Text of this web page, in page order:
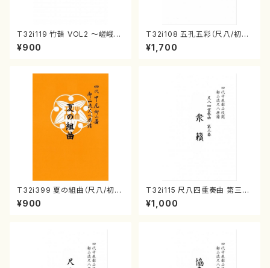
T32i119 竹韻 VOL2 ～嵯峨野
遊歩～（尺八/野村峰山/尺八/都
山式譜）都山流公刊楽譜曲番:5
¥900
T32i108 五孔五彩（尺八/初代
石垣征山/尺八/都山式譜）都山
流公刊楽譜曲番:557
¥1,700
T32i399 夏の組曲（尺八/初代
山川園松/楽譜）都山流公刊楽譜
曲番:2104
¥900
T32i115 尺八四重奏曲 第三番
衆籟（尺八/初代 山本邦山/尺
八/都山式譜）都山流公刊楽譜曲
¥1,000